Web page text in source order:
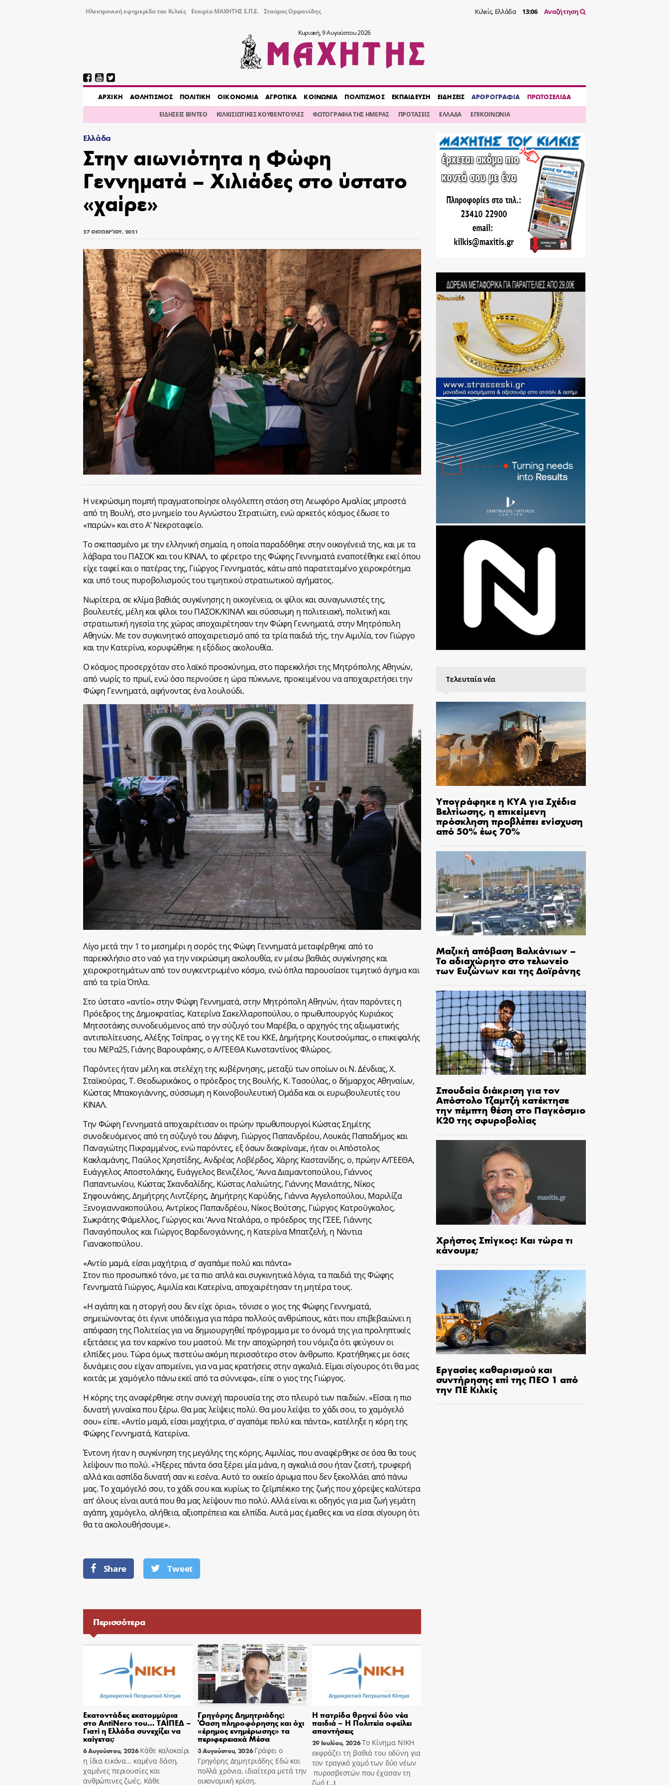
Ηλεκτρονική εφημερίδα του Κιλκίς Εταιρία ΜΑΧΗΤΗΣ Ε.Π.Ε. Σταύρος Ορφανίδης Κιλκίς, Ελλάδα 13:06 Αναζήτηση
Κυριακή, 9 Αυγούστου 2026
AΡΧΙΚΗ ΑΘΛΗΤΙΣΜΟΣ ΠΟΛΙΤΙΚΗ ΟΙΚΟΝΟΜΙΑ ΑΓΡΟΤΙΚΑ ΚΟΙΝΩΝΙΑ ΠΟΛΙΤΙΣΜΟΣ ΕΚΠΑΙΔΕΥΣΗ ΕΙΔΗΣΕΙΣ ΑΡΘΡΟΓΡΑΦΙΑ ΠΡΩΤΟΣΕΛΙΔΑ
ΕΙΔΗΣΕΙΣ ΒΙΝΤΕΟ ΚΙΛΚΙΣΙΩΤΙΚΕΣ ΚΟΥΒΕΝΤΟΥΛΕΣ ΦΩΤΟΓΡΑΦΙΑ ΤΗΣ ΗΜΕΡΑΣ ΠΡΟΤΑΣΕΙΣ ΕΛΛΑΔΑ ΕΠΙΚΟΙΝΩΝΙΑ
Ελλάδα
Στην αιωνιότητα η Φώφη
Γεννηματά – Χιλιάδες στο ύστατο
«χαίρε»
27 ΟΚΤΩΒΡΊΟΥ, 2021
Η νεκρώσιμη πομπή πραγματοποίησε ολιγόλεπτη στάση στη Λεωφόρο Αμαλίας μπροστά
από τη Βουλή, στο μνημείο του Αγνώστου Στρατιώτη, ενώ αρκετός κόσμος έδωσε το
«παρών» και στο Α’ Νεκροταφείο.
Το σκεπασμένο με την ελληνική σημαία, η οποία παραδόθηκε στην οικογένειά της, και με τα
λάβαρα του ΠΑΣΟΚ και του ΚΙΝΑΛ, το φέρετρο της Φώφης Γεννηματά εναποτέθηκε εκεί όπου
είχε ταφεί και ο πατέρας της, Γιώργος Γεννηματάς, κάτω από παρατεταμένο χειροκρότημα
και υπό τους πυροβολισμούς του τιμητικού στρατιωτικού αγήματος.
Νωρίτερα, σε κλίμα βαθιάς συγκίνησης η οικογένεια, οι φίλοι και συναγωνιστές της,
βουλευτές, μέλη και φίλοι του ΠΑΣΟΚ/ΚΙΝΑΛ και σύσσωμη η πολιτειακή, πολιτική και
στρατιωτική ηγεσία της χώρας αποχαιρέτησαν την Φώφη Γεννηματά, στην Μητρόπολη
Αθηνών. Με τον συγκινητικό αποχαιρετισμό από τα τρία παιδιά τής, την Αιμιλία, τον Γιώργο
και την Κατερίνα, κορυφώθηκε η εξόδιος ακολουθία.
Ο κόσμος προσερχόταν στο λαϊκό προσκύνημα, στο παρεκκλήσι της Μητρόπολης Αθηνών,
από νωρίς το πρωΐ, ενώ όσο περνούσε η ώρα πύκνωνε, προκειμένου να αποχαιρετήσει την
Φώφη Γεννηματά, αφήνοντας ένα λουλούδι.
Λίγο μετά την 1 το μεσημέρι η σορός της Φώφη Γεννηματά μεταφέρθηκε από το
παρεκκλήσιο στο ναό για την νεκρώσιμη ακολουθία, εν μέσω βαθιάς συγκίνησης και
χειροκροτημάτων από τον συγκεντρωμένο κόσμο, ενώ όπλα παρουσίασε τιμητικό άγημα και
από τα τρία Όπλα.
Στο ύστατο «αντίο» στην Φώφη Γεννηματά, στην Μητρόπολη Αθηνών, ήταν παρόντες η
Πρόεδρος της Δημοκρατίας, Κατερίνα Σακελλαροπούλου, ο πρωθυπουργός Κυριάκος
Μητσοτάκης συνοδευόμενος από την σύζυγό του Μαρέβα, ο αρχηγός της αξιωματικής
αντιπολίτευσης, Αλέξης Τσίπρας, ο γγ της ΚΕ του ΚΚΕ, Δημήτρης Κουτσούμπας, ο επικεφαλής
του ΜέΡα25, Γιάνης Βαρουφάκης, ο Α/ΓΕΕΘΑ Κωνσταντίνος Φλώρος.
Παρόντες ήταν μέλη και στελέχη της κυβέρνησης, μεταξύ των οποίων οι Ν. Δένδιας, Χ.
Σταϊκούρας, Τ. Θεοδωρικάκος, ο πρόεδρος της Βουλής, Κ. Τασούλας, ο δήμαρχος Αθηναίων,
Κώστας Μπακογιάννης, σύσσωμη η Κοινοβουλευτική Ομάδα και οι ευρωβουλευτές του
ΚΙΝΑΛ.
Την Φώφη Γεννηματά αποχαιρέτισαν οι πρώην πρωθυπουργοί Κώστας Σημίτης
συνοδευόμενος από τη σύζυγό του Δάφνη, Γιώργος Παπανδρέου, Λουκάς Παπαδήμος και
Παναγιώτης Πικραμμένος, ενώ παρόντες, εξ όσων διακρίναμε, ήταν οι Απόστολος
Κακλαμάνης, Παύλος Χρηστίδης, Ανδρέας Λοβέρδος, Χάρης Καστανίδης, ο, πρώην Α/ΓΕΕΘΑ,
Ευάγγελος Αποστολάκης, Ευάγγελος Βενιζέλος, ‘Αννα Διαμαντοπούλου, Γιάννος
Παπαντωνίου, Κώστας Σκανδαλίδης, Κώστας Λαλιώτης, Γιάννης Μανιάτης, Νίκος
Σηφουνάκης, Δημήτρης Λιντζέρης, Δημήτρης Καρύδης, Γιάννα Αγγελοπούλου, Μαριλίζα
Ξενογιαννακοπούλου, Αντρίκος Παπανδρέου, Νίκος Βούτσης, Γιώργος Κατροϋγκαλος,
Σωκράτης Φάμελλος, Γιώργος και ‘Αννα Νταλάρα, ο πρόεδρος της ΓΣΕΕ, Γιάννης
Παναγόπουλος και Γιώργος Βαρδινογιάννης, η Κατερίνα Μπατζελή, η Νάντια
Γιανακοπούλου.
«Αντίο μαμά, είσαι μαχήτρια, σ’ αγαπάμε πολύ και πάντα»
Στον πιο προσωπικό τόνο, με τα πιο απλά και συγκινητικά λόγια, τα παιδιά της Φώφης
Γεννηματά Γιώργος, Αιμιλία και Κατερίνα, αποχαιρέτησαν τη μητέρα τους.
«Η αγάπη και η στοργή σου δεν είχε όρια», τόνισε ο γιος της Φώφης Γεννηματά,
σημειώνοντας ότι έγινε υπόδειγμα για πάρα πολλούς ανθρώπους, κάτι που επιβεβαιώνει η
απόφαση της Πολιτείας για να δημιουργηθεί πρόγραμμα με το όνομά της για προληπτικές
εξετάσεις για τον καρκίνο του μαστού. Με την αποχώρησή του νόμιζα ότι φεύγουν οι
ελπίδες μου. Τώρα όμως πιστεύω ακόμη περισσότερο στον άνθρωπο. Κρατήθηκες με όσες
δυνάμεις σου είχαν απομείνει, για να μας κρατήσεις στην αγκαλιά. Είμαι σίγουρος ότι θα μας
κοιτάς με χαμόγελο πάνω εκεί από τα σύννεφα», είπε ο γιος της Γιώργος.
Η κόρης της αναφέρθηκε στην συνεχή παρουσία της στο πλευρό των παιδιών. «Είσαι η πιο
δυνατή γυναίκα που ξέρω. Θα μας λείψεις πολύ. Θα μου λείψει το χάδι σου, το χαμόγελό
σου» είπε. «Αντίο μαμά, είσαι μαχήτρια, σ’ αγαπάμε πολύ και πάντα», κατέληξε η κόρη της
Φώφης Γεννηματά, Κατερίνα.
Έντονη ήταν η συγκίνηση της μεγάλης της κόρης, Αιμιλίας, που αναφέρθηκε σε όσα θα τους
λείψουν πιο πολύ. «Ήξερες πάντα όσα ξέρει μία μάνα, η αγκαλιά σου ήταν ζεστή, τρυφερή
αλλά και ασπίδα δυνατή σαν κι εσένα. Αυτό το οικείο άρωμα που δεν ξεκολλάει από πάνω
μας. Το χαμόγελό σου, το χάδι σου και κυρίως το ζεϊμπέκικο της ζωής που χόρεψες καλύτερα
απ’ όλους είναι αυτά που θα μας λείψουν πιο πολύ. Αλλά είναι κι οδηγός για μια ζωή γεμάτη
αγάπη, χαμόγελο, αλήθεια, αξιοπρέπεια και ελπίδα. Αυτά μας έμαθες και να είσαι σίγουρη ότι
θα τα ακολουθήσουμε».
Share Tweet
Περισσότερα
Εκατοντάδες εκατομμύρια
στο AntiNero του… ΤΑΙΠΕΔ –
Γιατί η Ελλάδα συνεχίζει να
καίγεται;
6 Αυγούστου, 2026Κάθε καλοκαίρι
η ίδια εικόνα… καμένα δάση,
χαμένες περιουσίες και
ανθρώπινες ζωές. Κάθε
Γρηγόρης Δημητριάδης:
Όαση πληροφόρησης και όχι
«έρημος ενημέρωσης» τα
περιφερειακά Μέσα
3 Αυγούστου, 2026 Γράφει ο
Γρηγόρης Δημητριάδης Εδώ και
πολλά χρόνια, ιδιαίτερα μετά την
οικονομική κρίση,
Η πατρίδα θρηνεί δύο νέα
παιδιά – Η Πολιτεία οφείλει
απαντήσεις
29 Ιουλίου, 2026Το Κίνημα ΝΙΚΗ
εκφράζει τη βαθιά του οδύνη για
τον τραγικό χαμό των δύο νέων
πυροσβεστών που έχασαν τη
ζωή […]
Τελευταία νέα
Υπογράφηκε η ΚΥΑ για Σχέδια
Βελτίωσης, η επικείμενη
πρόσκληση προβλέπει ενίσχυση
από 50% έως 70%
Μαζική απόβαση Βαλκάνιων –
Το αδιαχώρητο στο τελωνείο
των Ευζώνων και της Δοϊράνης
Σπουδαία διάκριση για τον
Απόστολο Τζαμτζή κατέκτησε
την πέμπτη θέση στο Παγκόσμιο
Κ20 της σφυροβολίας
Χρήστος Σπίγκος: Και τώρα τι
κάνουμε;
Εργασίες καθαρισμού και
συντήρησης επί της ΠΕΟ 1 από
την ΠΕ Κιλκίς